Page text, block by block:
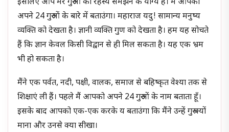
इसलिए आप मेरे गुरुओं का रहस्य समझने के योग्य हैं। मैं आपको
अपने 24 गुरुओं के बारे में बताउंगा। महाराज यदु! सामान्य मनुष्य
व्यक्ति को देखता है। ज्ञानी व्यक्ति गुण को देखता है। हम यह सोचते
हैं कि ज्ञान केवल किसी विद्वान से ही मिल सकता है। यह एक भ्रम
भी हो सकता है।
मैंने एक पर्वत, नदी, पक्षी, वालक, समाज से बहिष्कृत वेश्या तक से
शिक्षाएं ली हैं। पहले मैं आपको अपने 24 गुरुओं के नाम बताता हूँ।
इसके बाद आपको एक-एक करके य बताउंगा कि मैंने उन्हें गुरु क्यों
माना और उनसे क्या सीखा।